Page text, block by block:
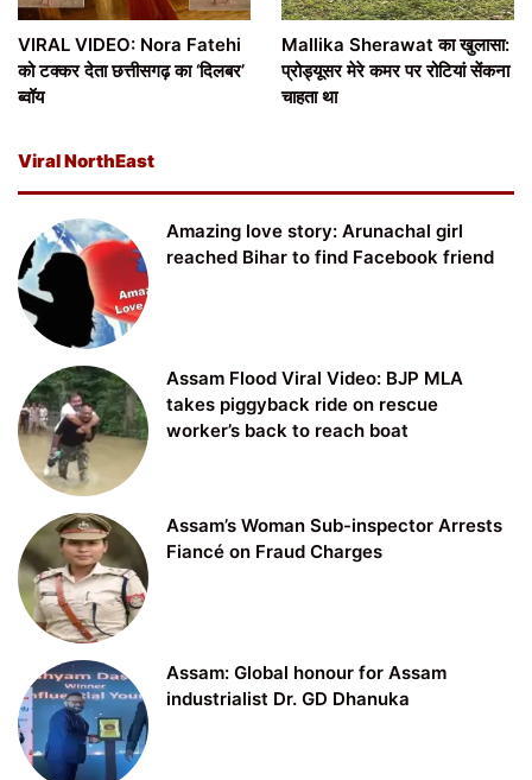
VIRAL VIDEO: Nora Fatehi
को टक्कर देता छत्तीसगढ़ का ‘दिलबर’
ब्वॉय
Mallika Sherawat का खुलासा:
प्रोड्यूसर मेरे कमर पर रोटियां सेंकना
चाहता था
Viral NorthEast
Amazing love story: Arunachal girl
reached Bihar to find Facebook friend
Assam Flood Viral Video: BJP MLA
takes piggyback ride on rescue
worker’s back to reach boat
Assam’s Woman Sub-inspector Arrests
Fiancé on Fraud Charges
Assam: Global honour for Assam
industrialist Dr. GD Dhanuka